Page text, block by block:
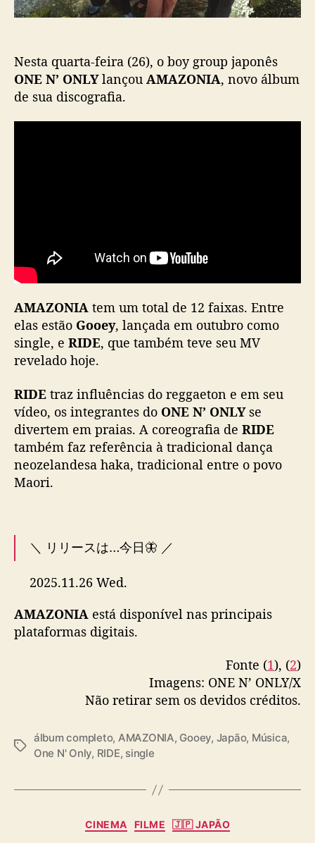
ã
N
’
L
l
b
u
V
p
a
r
a
D
Nesta quarta-feira (26), o boy group japonês
ONE N’ ONLYlançou AMAZONIA, novo álbum
de sua discografia.
AMAZONIA tem um total de 12 faixas. Entre
elas estão Gooey, lançada em outubro como
single, e RIDE, que também teve seu MV
revelado hoje.
RIDE traz influências do reggaeton e em seu
vídeo, os integrantes do ONE N’ ONLYse
divertem em praias. A coreografia de RIDE
também faz referência à tradicional dança
neozelandesa haka, tradicional entre o povo
Maori.
＼ リリースは…今日🦋 ／
2025.11.26 Wed.
🔗https://t.co/h62LUZPwR5
の皆さまと🐶
#AMAZONIA_D_DAY#ワンエンAMAZONIA #
#ONENONLY
— ONE N' ONLY / ワンエンオンリー
AMAZONIA está disponível nas principais
plataformas digitais.
Fonte (1), (2)
Imagens: ONE N’ ONLY/X
Não retirar sem os devidos créditos.
T
s
álbum completo, AMAZONIA, Gooey, Japão, Música,
One N' Only, RIDE, single
C
CINEMA FILME 🇯🇵 JAPÃO